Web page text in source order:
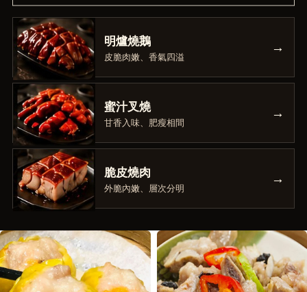
明爐燒鵝
皮脆肉嫩、香氣四溢
蜜汁叉燒
甘香入味、肥瘦相間
脆皮燒肉
外脆內嫩、層次分明